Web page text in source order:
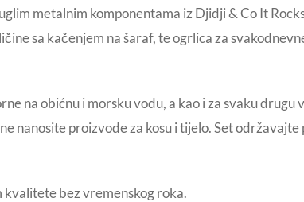
metalnim komponentama iz Djidji & Co It
sa kačenjem na šaraf, te ogrlica za
na obićnu i morsku vodu, a kao i za svaku
nanosite proizvode za kosu i tijelo. Set
bez vremenskog roka.